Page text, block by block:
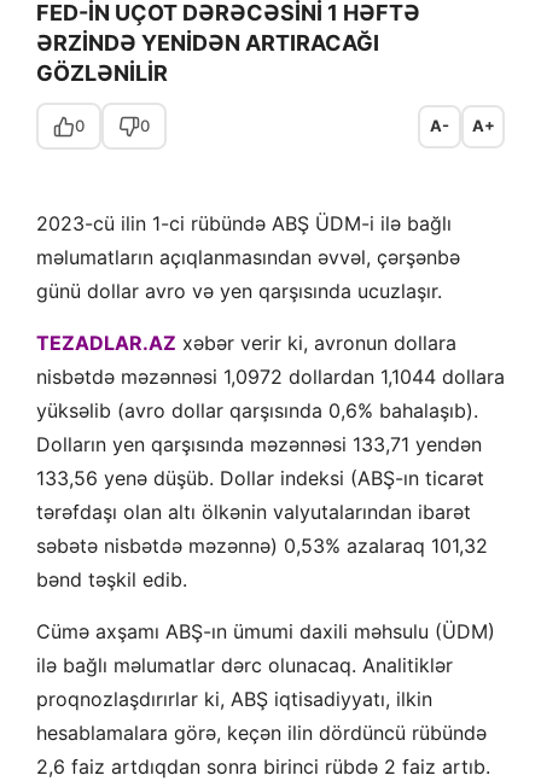
FED-İN UÇOT DƏRƏCƏSİNİ 1 HƏFTƏ
ƏRZİNDƏ YENİDƏN ARTIRACAĞI
GÖZLƏNİLİR
0 0 A- A+
2023-cü ilin 1-ci rübündə ABŞ ÜDM-i ilə bağlı
məlumatların açıqlanmasından əvvəl, çərşənbə
günü dollar avro və yen qarşısında ucuzlaşır.
TEZADLAR.AZ xəbər verir ki, avronun dollara
nisbətdə məzənnəsi 1,0972 dollardan 1,1044 dollara
yüksəlib (avro dollar qarşısında 0,6% bahalaşıb).
Dolların yen qarşısında məzənnəsi 133,71 yendən
133,56 yenə düşüb. Dollar indeksi (ABŞ-ın ticarət
tərəfdaşı olan altı ölkənin valyutalarından ibarət
səbətə nisbətdə məzənnə) 0,53% azalaraq 101,32
bənd təşkil edib.
Cümə axşamı ABŞ-ın ümumi daxili məhsulu (ÜDM)
ilə bağlı məlumatlar dərc olunacaq. Analitiklər
proqnozlaşdırırlar ki, ABŞ iqtisadiyyatı, ilkin
hesablamalara görə, keçən ilin dördüncü rübündə
2,6 faiz artdıqdan sonra birinci rübdə 2 faiz artıb.